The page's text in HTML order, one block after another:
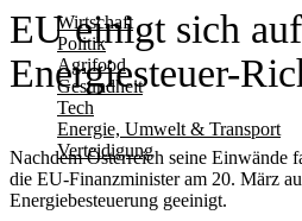
Wirtschaft
Politik
Agrifood
Gesundheit
Tech
Energie, Umwelt & Transport
Verteidigung
EU einigt sich auf
Energiesteuer-
Nachdem Österreich seine Einwände
die EU-Finanzminister am 20. März
Energiebesteuerung geeinigt.